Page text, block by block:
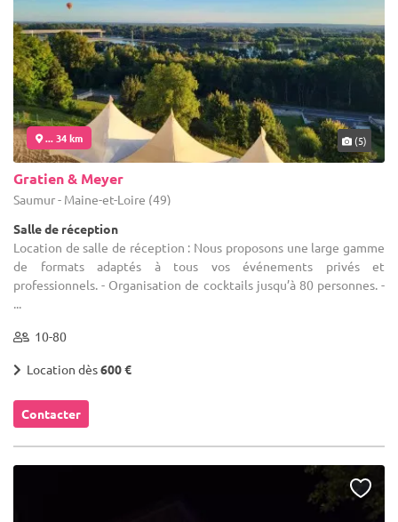
... 34 km (5)
Gratien & Meyer
Saumur - Maine-et-Loire (49)
Salle de réception
Location de salle de réception : Nous proposons une large gamme
de formats adaptés à tous vos événements privés et
professionnels. - Organisation de cocktails jusqu’à 80 personnes. -
10-80
Location dès600 €
Contacter